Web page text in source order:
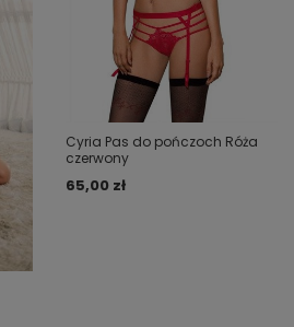
Cyria Pas do pończoch Róża
czerwony
65,00 zł